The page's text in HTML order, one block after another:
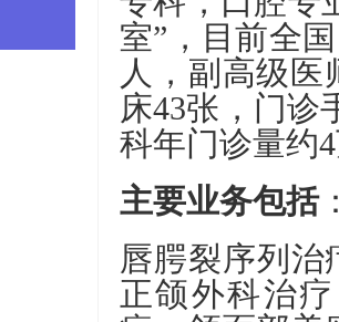
室”，目前全
人，副高级
床43张，门诊
科年门诊量约
主要业务包括
唇腭裂序列治
正颌外科治